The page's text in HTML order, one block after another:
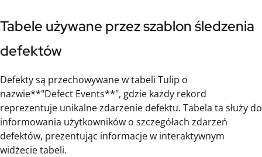
Tabele używane przez szablon śledzenia
defektów
Defekty są przechowywane w tabeli Tulip o
nazwie**"Defect Events**", gdzie każdy rekord
reprezentuje unikalne zdarzenie defektu. Tabela ta służy do
informowania użytkowników o szczegółach zdarzeń
defektów, prezentując informacje w interaktywnym
widżecie tabeli.